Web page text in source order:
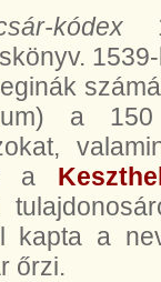
kódex
a
a
kapta a
őrzi.